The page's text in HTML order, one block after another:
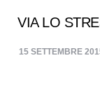
VIA LO
15 SETTEMBRE